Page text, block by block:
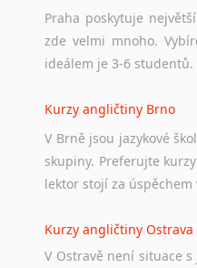
Praha poskytuje
zde velmi mnoho.
ideálem je 3-6
Kurzy angličtiny Brno
V Brně jsou jazykové
skupiny. Preferujte
lektor stojí za úspěchem
Kurzy angličtiny Ostrava
V Ostravě není situace